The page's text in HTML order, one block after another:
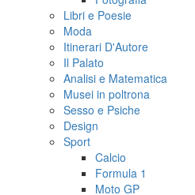
Libri e Poesie
Moda
Itinerari D'Autore
Il Palato
Analisi e Matematica
Musei in poltrona
Sesso e Psiche
Design
Sport
Calcio
Formula 1
Moto GP